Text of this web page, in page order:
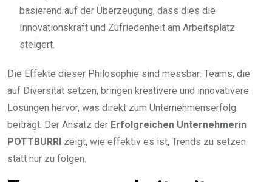
basierend auf der Überzeugung, dass dies die
Innovationskraft und Zufriedenheit am Arbeitsplatz
steigert.
Die Effekte dieser Philosophie sind messbar: Teams, die
auf Diversität setzen, bringen kreativere und innovativere
Lösungen hervor, was direkt zum Unternehmenserfolg
beiträgt. Der Ansatz der Erfolgreichen Unternehmerin
POTTBURRI zeigt, wie effektiv es ist, Trends zu setzen
statt nur zu folgen.